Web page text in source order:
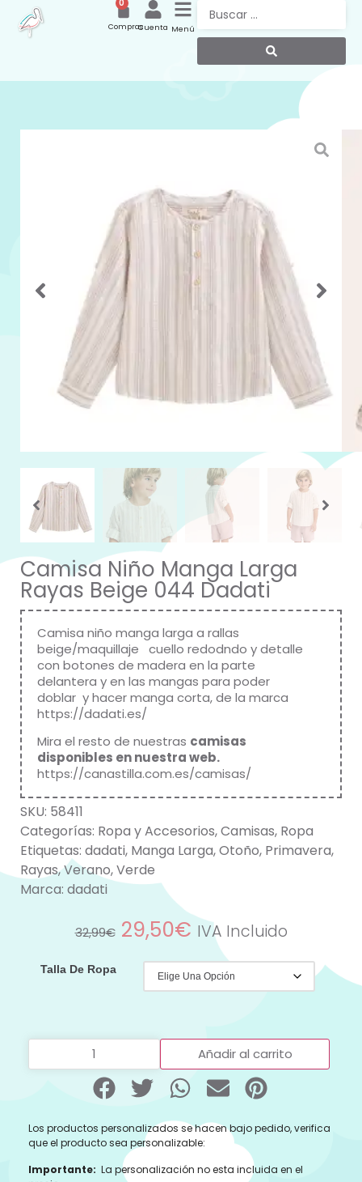
Menú
Cuenta
0
Compras
Camisa Niño Manga Larga
Rayas Beige 044 Dadati
Camisa niño manga larga a rallas
beige/maquillaje cuello redodndo y detalle
con botones de madera en la parte
delantera y en las mangas para poder
doblar y hacer manga corta, de la marca
https://dadati.es/
Mira el resto de nuestras camisas
disponibles en nuestra web.
https://canastilla.com.es/camisas/
SKU: 58411
Categorías: Ropa y Accesorios,Camisas, Ropa
Etiquetas: dadati, Manga Larga,Otoño, Primavera,
Rayas,Verano,Verde
Marca: dadati
32,99€ 29,50€ IVA Incluido
Talla De Ropa
Añadir al carrito
Los productos personalizados se hacen bajo pedido, verifica
que el producto sea personalizable:
Importante: La personalización no esta incluida en el